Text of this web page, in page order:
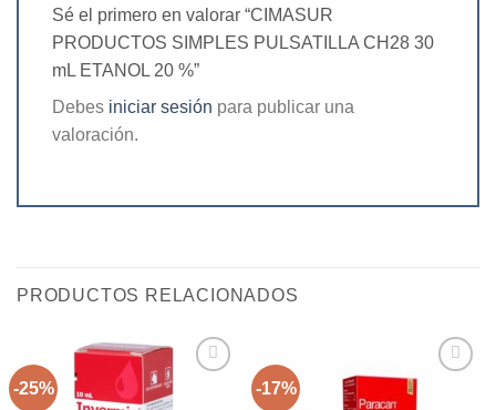
Sé el primero en valorar “CIMASUR
PRODUCTOS SIMPLES PULSATILLA CH28 30
mL ETANOL 20 %”
Debes iniciar sesión para publicar una
valoración.
PRODUCTOS RELACIONADOS
-25% -17%